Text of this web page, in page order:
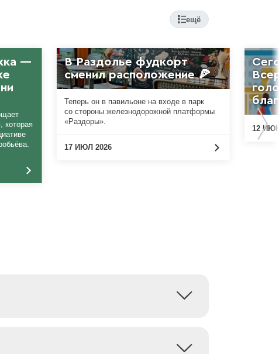
ещё
—
которая
В Раздолье фудкорт
сменил расположение 🍕
Теперь он в павильоне на входе в парк
со стороны железнодорожной платформы
«Раздоры».
17 ИЮЛ 2026
12